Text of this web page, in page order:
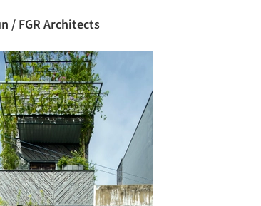
/ FGR Architects